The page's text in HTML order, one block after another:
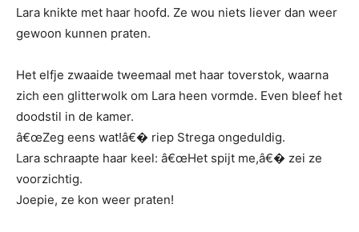
Lara knikte met haar hoofd. Ze wou niets liever dan weer
gewoon kunnen praten.
Het elfje zwaaide tweemaal met haar toverstok, waarna
zich een glitterwolk om Lara heen vormde. Even bleef het
doodstil in de kamer.
â€œZeg eens wat!â€� riep Strega ongeduldig.
Lara schraapte haar keel: â€œHet spijt me,â€� zei ze
voorzichtig.
Joepie, ze kon weer praten!